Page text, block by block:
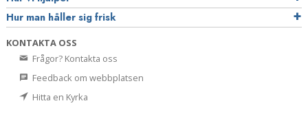
Hur man håller sig frisk
KONTAKTA OSS
Frågor? Kontakta oss
Feedback om webbplatsen
Hitta en Kyrka